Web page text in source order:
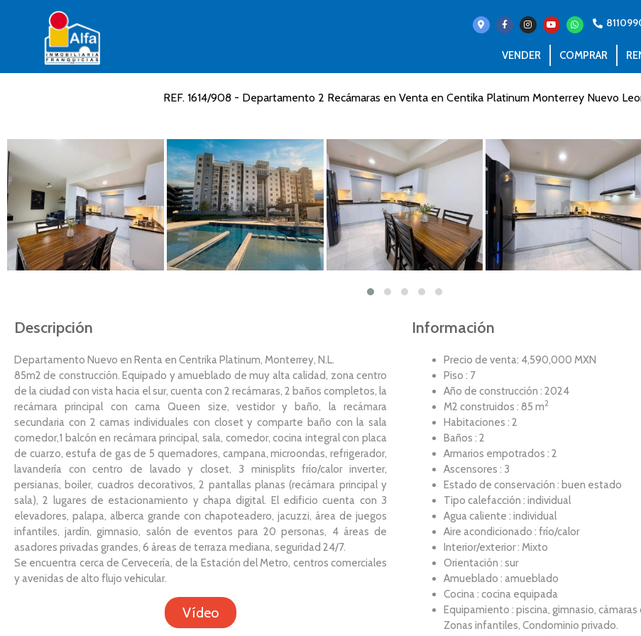
VENDER COMPRAR
REF. 1614/908 - Departamento 2 Recámaras en Venta en Centika Platinum Monterrey Nuevo
Descripción
Departamento Nuevo en Renta en Centrika Platinum, Monterrey, N.L.
85m2 de construcción. Equipado y amueblado de muy alta calidad, zona centro
de la ciudad con vista hacia el sur, cuenta con 2 recámaras, 2 baños completos, la
recámara principal con cama Queen size, vestidor y baño, la recámara
secundaria con 2 camas individuales con closet y comparte baño con la sala
comedor,1 balcón en recámara principal, sala, comedor, cocina integral con placa
de cuarzo, estufa de gas de 5 quemadores, campana, microondas, refrigerador,
lavandería con centro de lavado y closet, 3 minisplits frío/calor inverter,
persianas, boiler, cuadros decorativos, 2 pantallas planas (recámara principal y
sala), 2 lugares de estacionamiento y chapa digital. El edificio cuenta con 3
elevadores, palapa, alberca grande con chapoteadero, jacuzzi, área de juegos
infantiles, jardín, gimnasio, salón de eventos para 20 personas, 4 áreas de
asadores privadas grandes, 6 áreas de terraza mediana, seguridad 24/7.
Se encuentra cerca de Cervecería, de la Estación del Metro, centros comerciales
y avenidas de alto flujo vehicular.
Vídeo
Información
Precio de venta: 4,590,000 MXN
Piso : 7
Año de construcción : 2024
M2 construidos : 85 m2
Habitaciones : 2
Baños : 2
Armarios empotrados : 2
Ascensores : 3
Estado de conservación : buen estado
Tipo calefacción : individual
Agua caliente : individual
Aire acondicionado : frío/calor
Interior/exterior : Mixto
Orientación : sur
Amueblado : amueblado
Cocina : cocina equipada
Equipamiento : piscina, gimnasio,
Zonas infantiles, Condominio privado.